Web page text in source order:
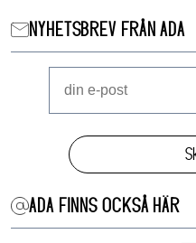
NYHETSBREV FRÅN ADA
ADA FINNS OCKSÅ HÄR